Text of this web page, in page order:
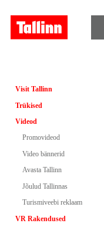
Visit Tallinn
Trükised
Videod
Promovideod
Video bännerid
Avasta Tallinn
Jõulud Tallinnas
Turismiveebi reklaam
VR Rakendused